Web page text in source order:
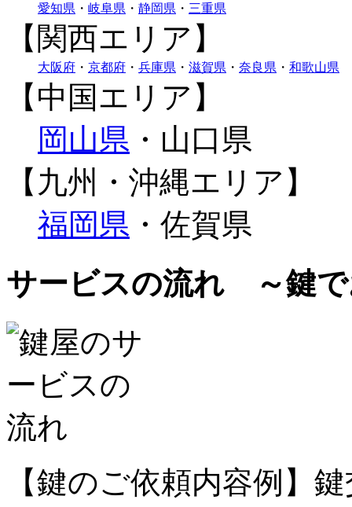
愛知県 ・ 岐阜県 ・ 静岡県 ・ 三重県
【関西エリア】
大阪府 ・ 京都府 ・ 兵庫県 ・ 滋賀県 ・ 奈良県 ・ 和歌山県
【中国エリア】
岡山県 ・山口県
【九州・沖縄エリア】
福岡県 ・佐賀県
サービスの流れ ～鍵で
【鍵のご依頼内容例】